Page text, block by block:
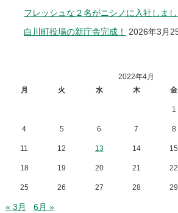
フレッシュな２名がニシノに入社しまし
白川町役場の新庁舎完成！
2026年3月
2022年4月
月
火 水 木 金
1
4 5 6 7 8
11 12 13 14 15
18 19 20 21 22
25 26 27 28 29
« 3月 6月 »